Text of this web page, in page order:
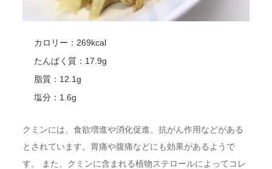
カロリー：269kcal
たんぱく質：17.9g
脂質：12.1g
塩分：1.6g
クミンには、食欲増進や消化促進、抗がん作用などがある
とされています。胃痛や腹痛などにも効果があるようで
す。 また、クミンに含まれる植物ステロールによってコレ